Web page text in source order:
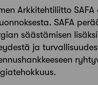
Arkkitehtiliitto
SAFA
säästämisen
ja